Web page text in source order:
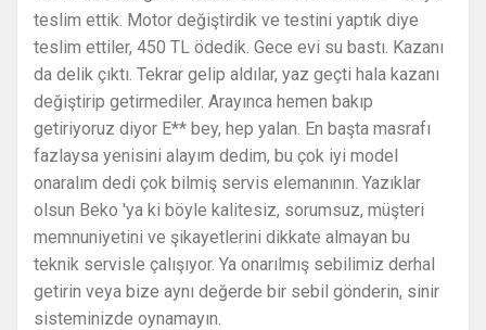
teslim ettik. Motor değiştirdik ve testini yaptık diye
teslim ettiler, 450 TL ödedik. Gece evi su bastı. Kazanı
da delik çıktı. Tekrar gelip aldılar, yaz geçti hala kazanı
değiştirip getirmediler. Arayınca hemen bakıp
getiriyoruz diyor E** bey, hep yalan. En başta masrafı
fazlaysa yenisini alayım dedim, bu çok iyi model
onaralım dedi çok bilmiş servis elemanının. Yazıklar
olsun Beko 'ya ki böyle kalitesiz, sorumsuz, müşteri
memnuniyetini ve şikayetlerini dikkate almayan bu
teknik servisle çalışıyor. Ya onarılmış sebilimiz derhal
getirin veya bize aynı değerde bir sebil gönderin, sinir
sisteminizde oynamayın.